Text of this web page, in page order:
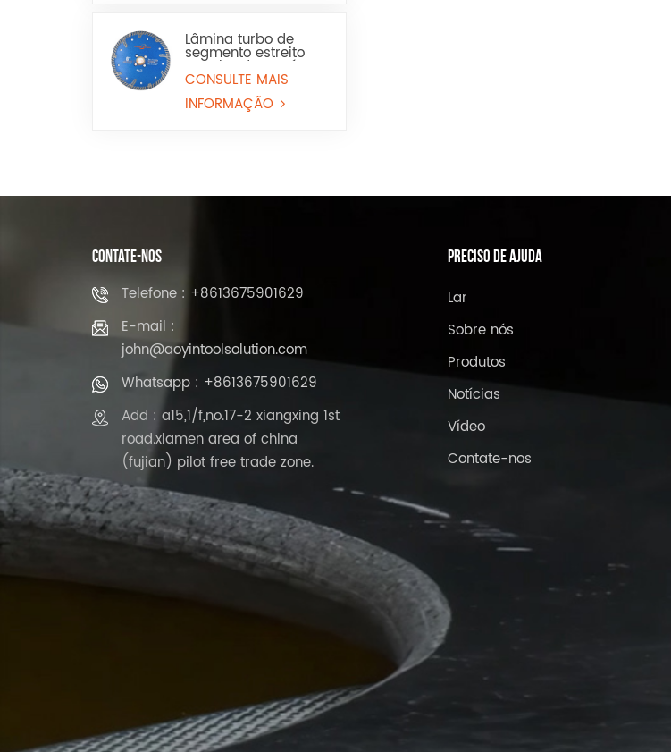
Lâmina turbo de
segmento estreito
com borda contínua
para granito e pedra
projetada
CONSULTE MAIS
INFORMAÇÃO
CONTATE-NOS
Telefone : +8613675901629
E-mail :
john@aoyintoolsolution.com
Whatsapp : +8613675901629
Add : a15,1/f,no.17-2 xiangxing 1st
road.xiamen area of china
(fujian) pilot free trade zone.
PRECISO DE AJUDA
Lar
Sobre nós
Produtos
Notícias
Vídeo
Contate-nos